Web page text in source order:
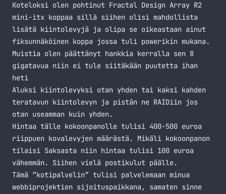
Koteloksi olen pohtinut Fractal Design Array R2
mini-itx koppaa sillä siihen olisi mahdollista
lisätä kiintolevyjä ja olipa se oikeastaan ainut
fiksunnäköinen koppa jossa tuli powerikin mukana.
Muistia olen päättänyt hankkia kerralla sen 8
gigatavua niin ei tule siitäkään puutetta ihan
heti
Aluksi kiintolevyksi otan yhden tai kaksi kahden
teratavun kiintolevyn ja pistän ne RAIDiin jos
otan useamman kuin yhden.
Hintaa tälle kokoonpanolle tulisi 400-500 euroa
riippuen kovalevyjen määrästä. Mikäli kokoonpanon
tilaisi Saksasta niin hintaa tulisi 100 euroa
vähemmän. Siihen vielä postikulut päälle.
Tämä ”kotipalvelin” tulisi palvelemaan minua
webbiprojektien sijoituspaikkana, samaten sinne